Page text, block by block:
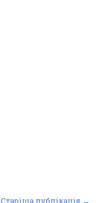
Старіша публікація →